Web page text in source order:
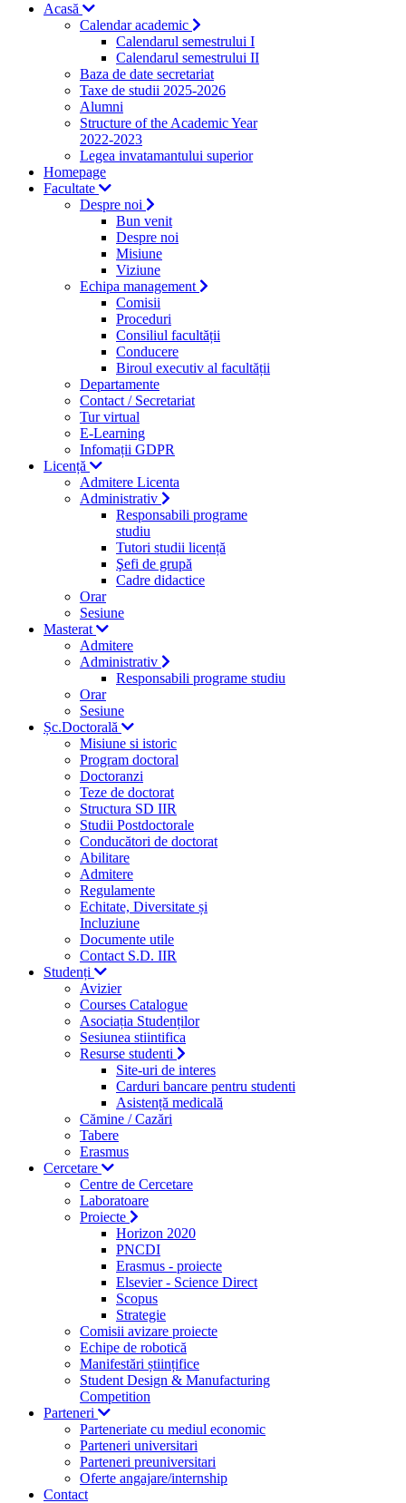
Acasă
Calendar academic
Calendarul semestrului I
Calendarul semestrului II
Baza de date secretariat
Taxe de studii 2025-2026
Alumni
Structure of the Academic Year
2022-2023
Legea invatamantului superior
Homepage
Facultate
Despre noi
Bun venit
Despre noi
Misiune
Viziune
Echipa management
Comisii
Proceduri
Consiliul facultății
Conducere
Biroul executiv al facultății
Departamente
Contact / Secretariat
Tur virtual
E-Learning
Infomații GDPR
Licență
Admitere Licenta
Administrativ
Responsabili programe
studiu
Tutori studii licență
Şefi de grupă
Cadre didactice
Orar
Sesiune
Masterat
Admitere
Administrativ
Responsabili programe studiu
Orar
Sesiune
Șc.Doctorală
Misiune si istoric
Program doctoral
Doctoranzi
Teze de doctorat
Structura SD IIR
Studii Postdoctorale
Conducători de doctorat
Abilitare
Admitere
Regulamente
Echitate, Diversitate și
Incluziune
Documente utile
Contact S.D. IIR
Studenți
Avizier
Courses Catalogue
Asociația Studenților
Sesiunea stiintifica
Resurse studenti
Site-uri de interes
Carduri bancare pentru studenti
Asistență medicală
Cămine / Cazări
Tabere
Erasmus
Cercetare
Centre de Cercetare
Laboratoare
Proiecte
Horizon 2020
PNCDI
Erasmus - proiecte
Elsevier - Science Direct
Scopus
Strategie
Comisii avizare proiecte
Echipe de robotică
Manifestări științifice
Student Design & Manufacturing
Competition
Parteneri
Parteneriate cu mediul economic
Parteneri universitari
Parteneri preuniversitari
Oferte angajare/internship
Contact